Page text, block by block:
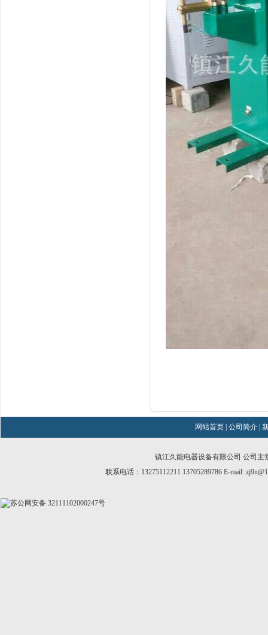
网站首页 公司简介
镇江久能电器设备有限公司 公司主
联系电话：13275112211 13705289786 E-mail:
苏公网安备 32111102000247号